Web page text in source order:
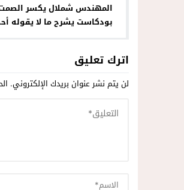
المهندس شملال يكسر
بودكاست يشرح ما لا يقوله
اترك تعليق
لن يتم نشر عنوان بريدك الإلكتروني.